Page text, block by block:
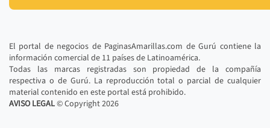
El portal de negocios de PaginasAmarillas.com de Gurú contiene la
información comercial de 11 países de Latinoamérica.
Todas las marcas registradas son propiedad de la compañía
respectiva o de Gurú. La reproducción total o parcial de cualquier
material contenido en este portal está prohibido.
AVISO LEGAL© Copyright2026